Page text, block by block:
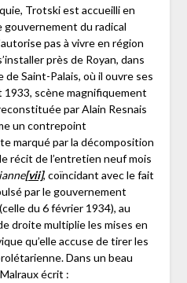
Trotski est accueilli en
gouvernement du radical
pas à vivre en région
près de Royan, dans
Saint-Palais, où il ouvre ses
scène magnifiquement
par Alain Resnais
un contrepoint
marqué par la décomposition
récit de l’entretien neuf mois
[vii], coïncidant avec le fait
par le gouvernement
du 6 février 1934), au
droite multiplie les mises en
qu’elle accuse de tirer les
Dans un beau
écrit :